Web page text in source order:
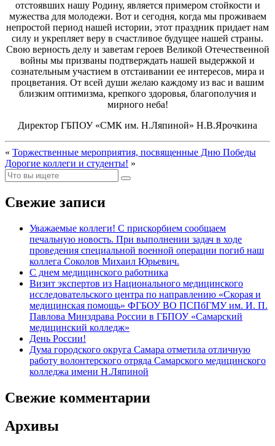
отстоявших нашу Родину, является примером стойкости и
мужества для молодежи. Вот и сегодня, когда мы проживаем
непростой период нашей истории, этот праздник придает нам
силу и укрепляет веру в счастливое будущее нашей страны.
Свою верность делу и заветам героев Великой Отечественной
войны мы призваны подтверждать нашей выдержкой и
сознательным участием в отстаивании ее интересов, мира и
процветания. От всей души желаю каждому из вас и вашим
близким оптимизма, крепкого здоровья, благополучия и
мирного неба!
Директор ГБПОУ «СМК им. Н.Ляпиной» Н.В.Ярочкина
« Торжественные мероприятия, посвященные Дню Победы
Дорогие коллеги и студенты! »
Свежие записи
Уважаемые коллеги! С прискорбием сообщаем
печальную новость. При выполнении задач в ходе
проведения специальной военной операции погиб наш
коллега Соколов Михаил Юрьевич.
С днем медицинского работника
Визит экспертов из Национального медицинского
исследовательского центра по направлению «Скорая и
медицинская помощь» ФГБОУ ВО ПСПбГМУ им. И. П.
Павлова Минздрава России в ГБПОУ «Самарский
медицинский колледж»
День России!
Дума городского округа Самара отметила отличную
работу волонтерского отряда Самарского медицинского
колледжа имени Н.Ляпиной
Свежие комментарии
Архивы